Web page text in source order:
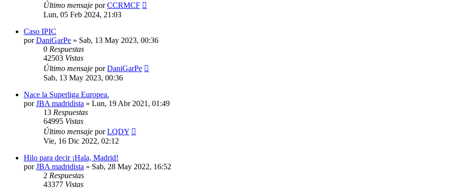
Último mensaje porCCRMCF
Lun, 05 Feb 2024, 21:03
Caso IPIC
porDaniGarPe » Sab, 13 May 2023, 00:36
0 Respuestas
42503 Vistas
Último mensaje porDaniGarPe
Sab, 13 May 2023, 00:36
Nace la Superliga Europea.
porJBA madridista » Lun, 19 Abr 2021, 01:49
13 Respuestas
64995 Vistas
Último mensaje porLQDY
Vie, 16 Dic 2022, 02:12
Hilo para decir ¡Hala, Madrid!
porJBA madridista » Sab, 28 May 2022, 16:52
2 Respuestas
43377 Vistas